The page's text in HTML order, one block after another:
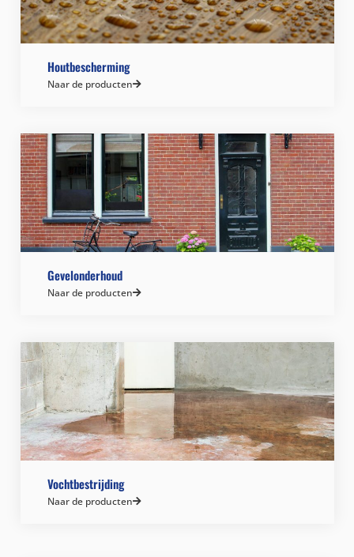
Houtbescherming
Naar de producten
Gevelonderhoud
Naar de producten
Vochtbestrijding
Naar de producten